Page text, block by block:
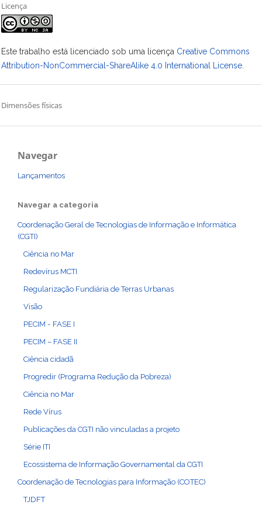
Licença
Este trabalho está licenciado sob uma licença Creative Commons
Attribution-NonCommercial-ShareAlike 4.0 International License.
Dimensões físicas
Navegar
Lançamentos
Navegar a categoria
Coordenação Geral de Tecnologias de Informação e Informática
(CGTI)
Ciência no Mar
Redevírus MCTI
Regularização Fundiária de Terras Urbanas
Visão
PECIM - FASE I
PECIM – FASE II
Ciência cidadã
Progredir (Programa Redução da Pobreza)
Ciência no Mar
Rede Vírus
Publicações da CGTI não vinculadas a projeto
Série ITI
Ecossistema de Informação Governamental da CGTI
Coordenação de Tecnologias para Informação (COTEC)
TJDFT